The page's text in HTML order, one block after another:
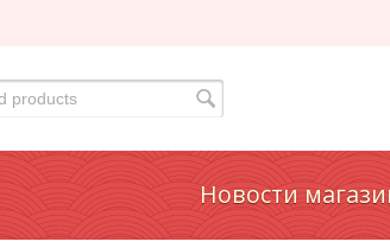
Новости